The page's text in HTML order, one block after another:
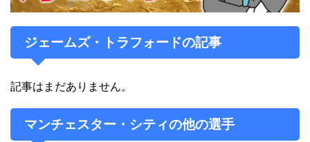
ジェームズ・トラフォードの記事
記事はまだありません。
マンチェスター・シティの他の選手